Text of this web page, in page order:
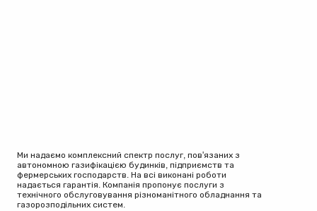
Ми надаємо комплексний спектр послуг, пов'язаних з
автономною газифікацією будинків, підприємств та
фермерських господарств. На всі виконані роботи
надається гарантія. Компанія пропонує послуги з
технічного обслуговування різноманітного обладнання та
газорозподільних систем.